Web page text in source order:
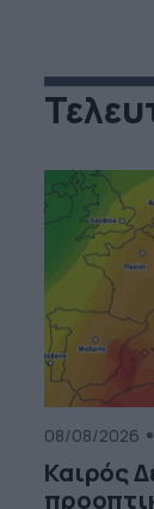
08/08/2026
Καιρός